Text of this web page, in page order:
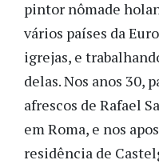
pintor nômade
vários países da
igrejas, e
delas. Nos anos 30,
afrescos de Rafael
em Roma, e nos
residência de